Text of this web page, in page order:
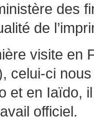
des
de
visite en
celui-ci
et en Iaïdo,
officiel.